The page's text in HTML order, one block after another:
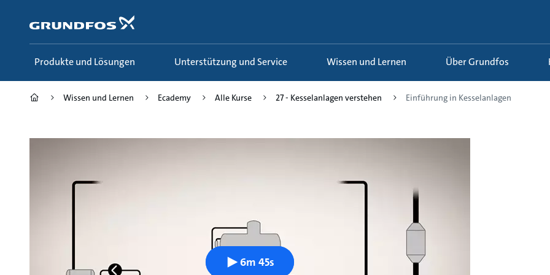
springen
Produkte und Lösungen Unterstützung und Service Wissen und Lernen Über Grundfos
Wissen und Lernen Ecademy Alle Kurse 27 - Kesselanlagen verstehen Einführung in Kesselanlagen
6m 45s